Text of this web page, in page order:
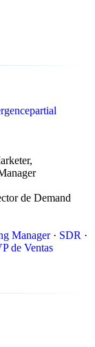
partial
de Demand
Manager· SDR ·
de Ventas